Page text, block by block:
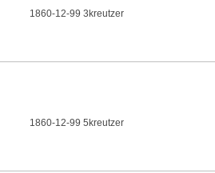
1860-12-99 3kreutzer
1860-12-99 5kreutzer